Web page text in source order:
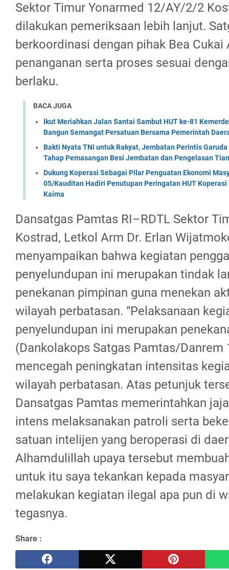
Sektor Timur Yonarmed 12/AY/2/2
dilakukan pemeriksaan lebih lanjut.
berkoordinasi dengan pihak Bea Cukai
penanganan serta proses sesuai
berlaku.
BACA JUGA
Ikut Meriahkan Jalan Santai Sambut HUT ke-81
Bangun Semangat Persatuan Bersama Pemerintah
Bakti Nyata TNI untuk Rakyat, Jembatan Perintis
Tahap Pemasangan Besi Jembatan dan Pengelasan
Dukung Koperasi Sebagai Pilar Penguatan Ekonomi
05/Kauditan Hadiri Penutupan Peringatan HUT Koperasi
Kaima
Dansatgas Pamtas RI–RDTL Sektor
Kostrad, Letkol Arm Dr. Erlan
menyampaikan bahwa kegiatan
penyelundupan ini merupakan tindak
penekanan pimpinan guna menekan
wilayah perbatasan. “Pelaksanaan
penyelundupan ini merupakan
(Dankolakops Satgas Pamtas/Danrem
mencegah peningkatan intensitas
wilayah perbatasan. Atas petunjuk
Dansatgas Pamtas memerintahkan
intens melaksanakan patroli serta
satuan intelijen yang beroperasi di
Alhamdulillah upaya tersebut
untuk itu saya tekankan kepada
melakukan kegiatan ilegal apa pun di
tegasnya.
Share :